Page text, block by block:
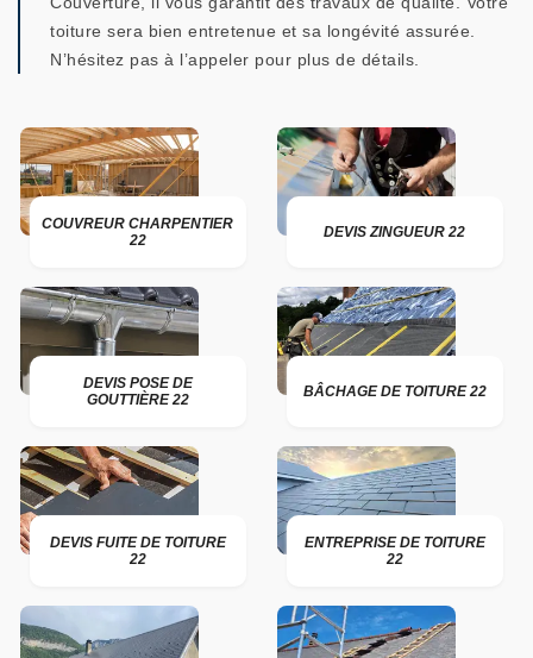
toiture sera bien entretenue et sa longévité assurée.
N’hésitez pas à l’appeler pour plus de détails.
COUVREUR CHARPENTIER
22
DEVIS ZINGUEUR 22
DEVIS POSE DE
GOUTTIÈRE 22
BÂCHAGE DE TOITURE 22
DEVIS FUITE DE TOITURE
22
ENTREPRISE DE TOITURE
22